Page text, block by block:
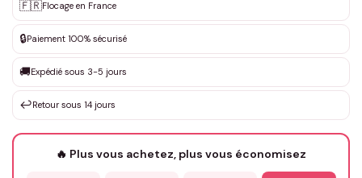
✨
DEVIS GRATUIT · Personnalisation de 3 à 10€ selon la demande
Que souhaitez-vous ?*
Votre texte / idée*
🇫🇷Flocage en France
🔒Paiement 100% sécurisé
🚚Expédié sous 3-5 jours
↩️Retour sous 14 jours
🔥 Plus vous achetez, plus vous économisez